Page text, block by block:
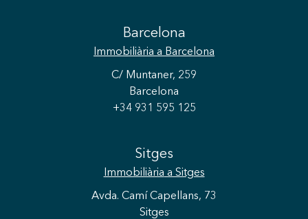
Barcelona
Immobiliària a Barcelona
C/ Muntaner, 259
Barcelona
+34 931 595 125
Sitges
Immobiliària a Sitges
Avda. Camí Capellans, 73
Sitges